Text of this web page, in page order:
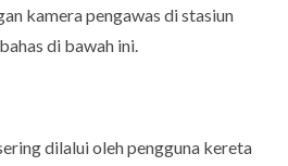
kamera pengawas di stasiun
di bawah ini.
dilalui oleh pengguna kereta